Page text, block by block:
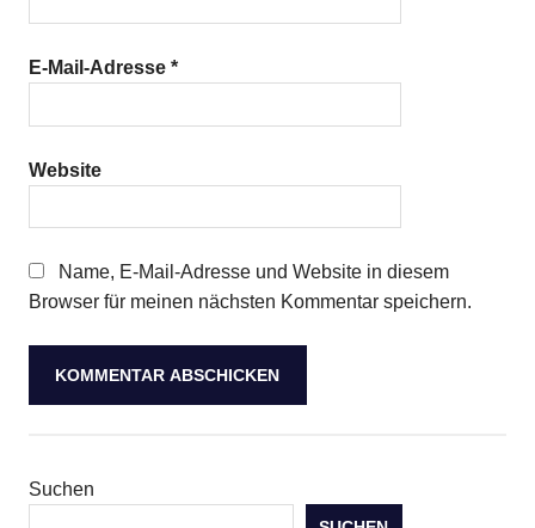
E-Mail-Adresse *
Website
Name, E-Mail-Adresse und Website in diesem
Browser für meinen nächsten Kommentar speichern.
Suchen